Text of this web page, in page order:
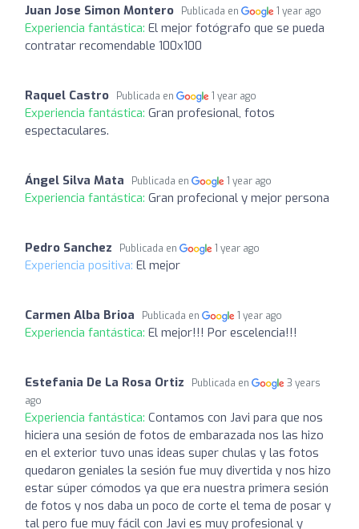
Juan Jose Simon Montero Publicada en 1 year ago
Experiencia fantástica: El mejor fotógrafo que se pueda
contratar recomendable 100x100
Raquel Castro Publicada en 1 year ago
Experiencia fantástica: Gran profesional, fotos
espectaculares.
Ángel Silva Mata Publicada en 1 year ago
Experiencia fantástica: Gran profecional y mejor persona
Pedro Sanchez Publicada en 1 year ago
Experiencia positiva: El mejor
Carmen Alba Brioa Publicada en 1 year ago
Experiencia fantástica: El mejor!!! Por escelencia!!!
Estefania De La Rosa Ortiz Publicada en
3 years
ago
Experiencia fantástica: Contamos con Javi para que nos
hiciera una sesión de fotos de embarazada nos las hizo
en el exterior tuvo unas ideas super chulas y las fotos
quedaron geniales la sesión fue muy divertida y nos hizo
estar súper cómodos ya que era nuestra primera sesión
de fotos y nos daba un poco de corte el tema de posar y
tal pero fue muy fácil con Javi es muy profesional y